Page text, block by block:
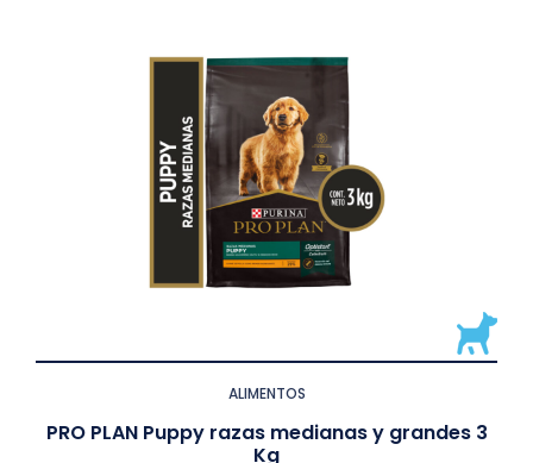
ALIMENTOS
PRO PLAN Puppy razas medianas y grandes 3
Kg